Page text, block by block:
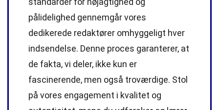
pålidelighed gennemgår vores
dedikerede redaktører omhyggeligt hver
indsendelse. Denne proces garanterer, at
de fakta, vi deler, ikke kun er
fascinerende, men også troværdige. Stol
på vores engagement i kvalitet og